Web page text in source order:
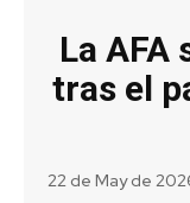
La AFA
tras el
22 de May de